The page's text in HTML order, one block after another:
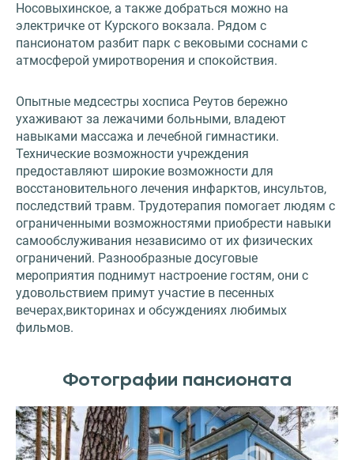
Носовыхинское, а также добраться можно на
электричке от Курского вокзала. Рядом с
пансионатом разбит парк с вековыми соснами с
атмосферой умиротворения и спокойствия.
Опытные медсестры хосписа Реутов бережно
ухаживают за лежачими больными, владеют
навыками массажа и лечебной гимнастики.
Технические возможности учреждения
предоставляют широкие возможности для
восстановительного лечения инфарктов, инсультов,
последствий травм. Трудотерапия помогает людям с
ограниченными возможностями приобрести навыки
самообслуживания независимо от их физических
ограничений. Разнообразные досуговые
мероприятия поднимут настроение гостям, они с
удовольствием примут участие в песенных
вечерах,викторинах и обсуждениях любимых
фильмов.
Фотографии пансионата